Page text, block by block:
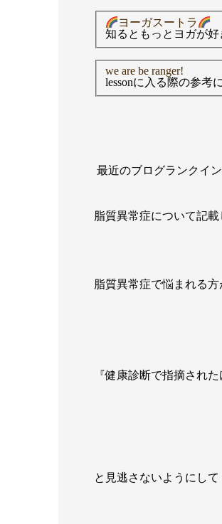
ヨーガスートラ
知るともっとヨガが好
we are be ranger!
lessonに入る際の参考
最近のブログランクイ
脂質異常症について記
脂質異常症で悩まれる
『健康診断で指摘され
と見逃さないようにして